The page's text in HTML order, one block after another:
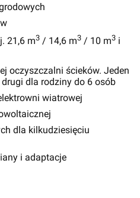
21,6 m3 / 14,6 m3 / 10 m3 i
oczyszczalni ścieków. Jeden
dla rodziny do 6 osób
wiatrowej
dla kilkudziesięciu
i adaptacje